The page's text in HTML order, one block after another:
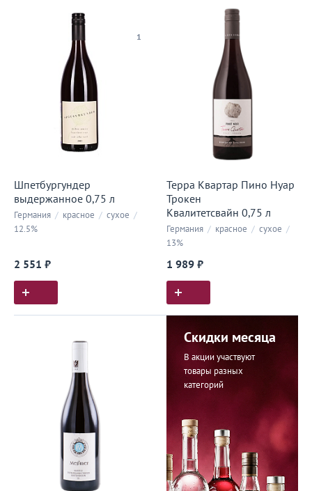
1
Шпетбургундер
выдержанное 0,75 л
Германия / красное / сухое /
12.5%
2 551 ₽
Терра Квартар Пино Нуар
Трокен
Квалитетсвайн 0,75 л
Германия / красное / сухое /
13%
1 989 ₽
Скидки месяца
В акции участвуют
товары разных
категорий